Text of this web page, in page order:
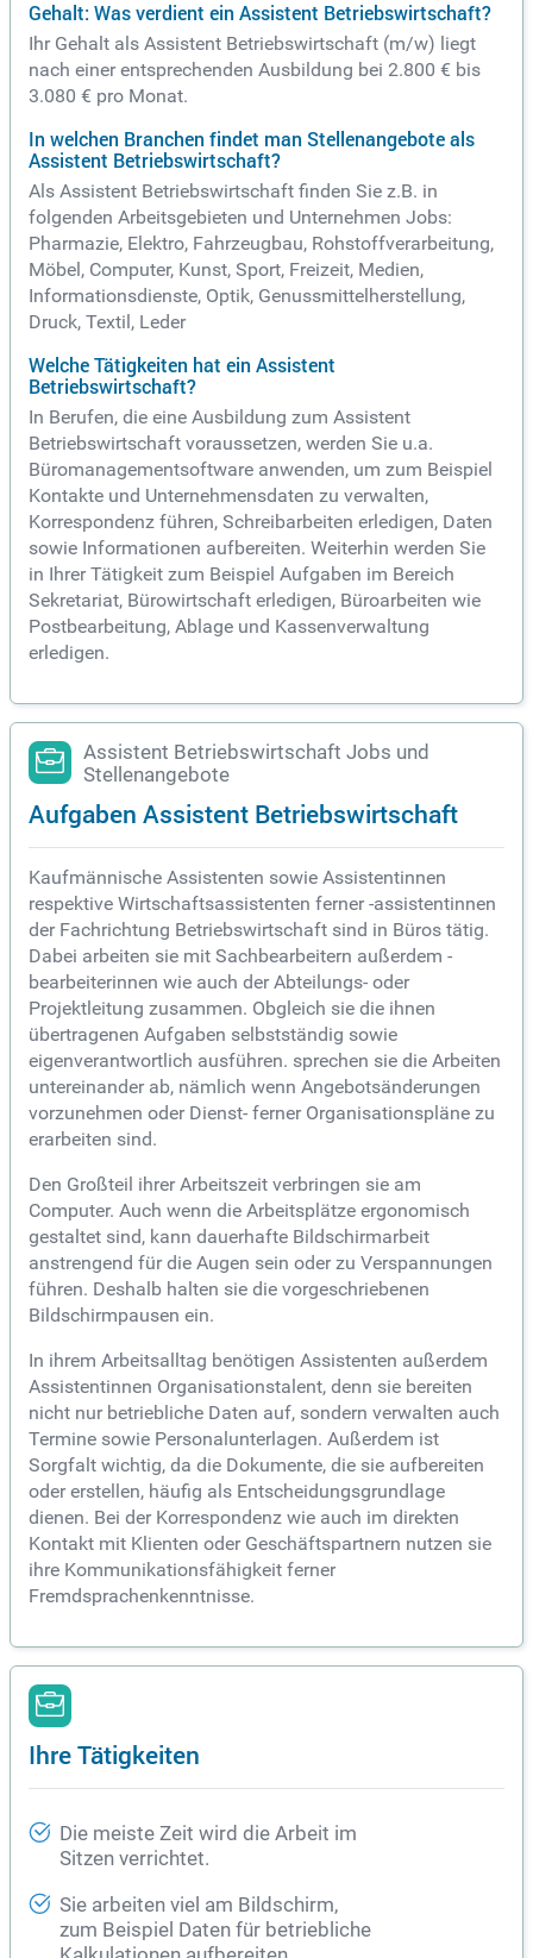
Gehalt: Was verdient ein Assistent Betriebswirtschaft?
Ihr Gehalt als Assistent Betriebswirtschaft (m/w) liegt
nach einer entsprechenden Ausbildung bei 2.800 € bis
3.080 € pro Monat.
In welchen Branchen findet man Stellenangebote als
Assistent Betriebswirtschaft?
Als Assistent Betriebswirtschaft finden Sie z.B. in
folgenden Arbeitsgebieten und Unternehmen Jobs:
Pharmazie, Elektro, Fahrzeugbau, Rohstoffverarbeitung,
Möbel, Computer, Kunst, Sport, Freizeit, Medien,
Informationsdienste, Optik, Genussmittelherstellung,
Druck, Textil, Leder
Welche Tätigkeiten hat ein Assistent
Betriebswirtschaft?
In Berufen, die eine Ausbildung zum Assistent
Betriebswirtschaft voraussetzen, werden Sie u.a.
Büromanagementsoftware anwenden, um zum Beispiel
Kontakte und Unternehmensdaten zu verwalten,
Korrespondenz führen, Schreibarbeiten erledigen, Daten
sowie Informationen aufbereiten. Weiterhin werden Sie
in Ihrer Tätigkeit zum Beispiel Aufgaben im Bereich
Sekretariat, Bürowirtschaft erledigen, Büroarbeiten wie
Postbearbeitung, Ablage und Kassenverwaltung
erledigen.
Assistent Betriebswirtschaft Jobs und
Stellenangebote
Aufgaben Assistent Betriebswirtschaft
Kaufmännische Assistenten sowie Assistentinnen
respektive Wirtschaftsassistenten ferner -assistentinnen
der Fachrichtung Betriebswirtschaft sind in Büros tätig.
Dabei arbeiten sie mit Sachbearbeitern außerdem -
bearbeiterinnen wie auch der Abteilungs- oder
Projektleitung zusammen. Obgleich sie die ihnen
übertragenen Aufgaben selbstständig sowie
eigenverantwortlich ausführen. sprechen sie die Arbeiten
untereinander ab, nämlich wenn Angebotsänderungen
vorzunehmen oder Dienst- ferner Organisationspläne zu
erarbeiten sind.
Den Großteil ihrer Arbeitszeit verbringen sie am
Computer. Auch wenn die Arbeitsplätze ergonomisch
gestaltet sind, kann dauerhafte Bildschirmarbeit
anstrengend für die Augen sein oder zu Verspannungen
führen. Deshalb halten sie die vorgeschriebenen
Bildschirmpausen ein.
In ihrem Arbeitsalltag benötigen Assistenten außerdem
Assistentinnen Organisationstalent, denn sie bereiten
nicht nur betriebliche Daten auf, sondern verwalten auch
Termine sowie Personalunterlagen. Außerdem ist
Sorgfalt wichtig, da die Dokumente, die sie aufbereiten
oder erstellen, häufig als Entscheidungsgrundlage
dienen. Bei der Korrespondenz wie auch im direkten
Kontakt mit Klienten oder Geschäftspartnern nutzen sie
ihre Kommunikationsfähigkeit ferner
Fremdsprachenkenntnisse.
Ihre Tätigkeiten
Die meiste Zeit wird die Arbeit im
Sitzen verrichtet.
Sie arbeiten viel am Bildschirm,
zum Beispiel Daten für betriebliche